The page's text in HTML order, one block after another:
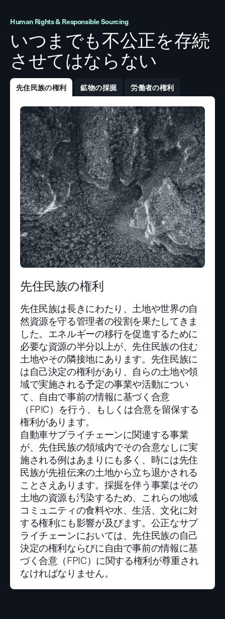
Human Rights & Responsible Sourcing
いつまでも不公正を存続
させてはならない
先住民族の権利 鉱物の採掘 労働者の権利
先住民族の権利
先住民族は長きにわたり、土地や世界の自
然資源を守る管理者の役割を果たしてきま
した。エネルギーの移行を促進するために
必要な資源の半分以上が、先住民族の住む
土地やその隣接地にあります。先住民族に
は自己決定の権利があり、自らの土地や領
域で実施される予定の事業や活動につい
て、自由で事前の情報に基づく合意
（FPIC）を行う、もしくは合意を留保する
権利があります。
自動車サプライチェーンに関連する事業
が、先住民族の領域内でその合意なしに実
施される例はあまりにも多く、時には先住
民族が先祖伝来の土地から立ち退かされる
ことさえあります。採掘を伴う事業はその
土地の資源も汚染するため、これらの地域
コミュニティの食料や水、生活、文化に対
する権利にも影響が及びます。公正なサプ
ライチェーンにおいては、先住民族の自己
決定の権利ならびに自由で事前の情報に基
づく合意（FPIC）に関する権利が尊重され
なければなりません。